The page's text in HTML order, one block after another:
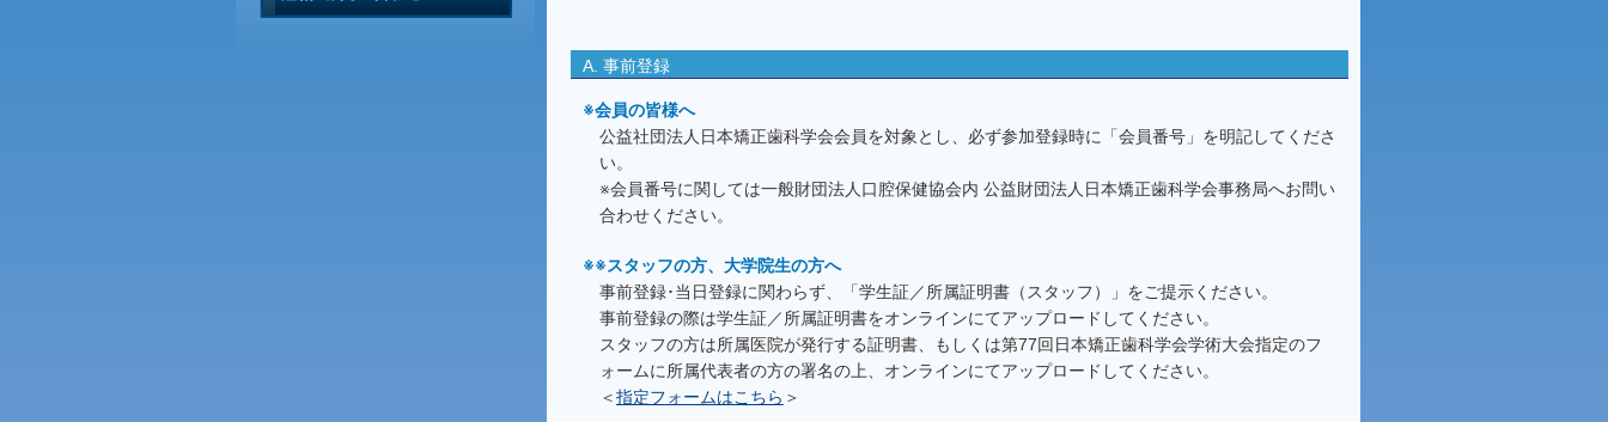
A. 事前登録
※会員の皆様へ
公益社団法人日本矯正歯科学会会員を対象とし、必ず参加登録時に「会員番号」を明記してくださ
い。
※会員番号に関しては一般財団法人口腔保健協会内 公益財団法人日本矯正歯科学会事務局へお問い
合わせください。
※※スタッフの方、大学院生の方へ
事前登録･当日登録に関わらず、「学生証／所属証明書（スタッフ）」をご提示ください。
事前登録の際は学生証／所属証明書をオンラインにてアップロードしてください。
スタッフの方は所属医院が発行する証明書、もしくは第77回日本矯正歯科学会学術大会指定のフ
ォームに所属代表者の方の署名の上、オンラインにてアップロードしてください。
＜指定フォームはこちら ＞